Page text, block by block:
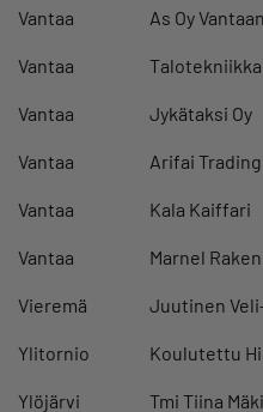
Vantaa As Oy
Vantaa
Vantaa Jykätaksi Oy
Vantaa Arifai Trading
Vantaa Kala Kaiffari
Vantaa Marnel
Vieremä Juutinen
Ylitornio Koulutettu
Ylöjärvi Tmi Tiina Mäki